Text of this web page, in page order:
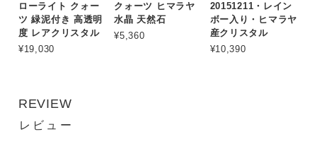
ローライト クォー
ツ 緑泥付き 高透明
度 レアクリスタル
¥19,030
クォーツ ヒマラヤ
水晶 天然石
¥5,360
20151211・レイン
ボー入り・ヒマラヤ
産クリスタル
¥10,390
REVIEW
レビュー